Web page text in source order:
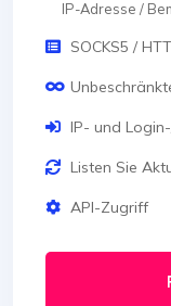
IP-Adresse /
SOCKS5 /
IP- und
Listen Sie
API-Zugriff